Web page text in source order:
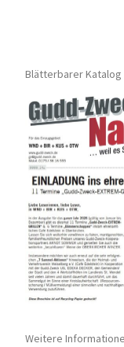
Blätterbarer Katalog
Weitere